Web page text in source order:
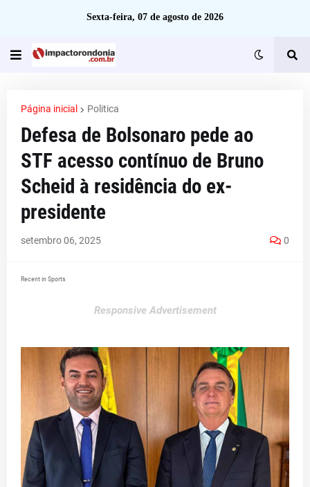
Sexta-feira, 07 de agosto de 2026
Página inicial Politica
Defesa de Bolsonaro pede ao
STF acesso contínuo de Bruno
Scheid à residência do ex-
presidente
setembro 06, 2025 0
Recent in Sports
Responsive Advertisement